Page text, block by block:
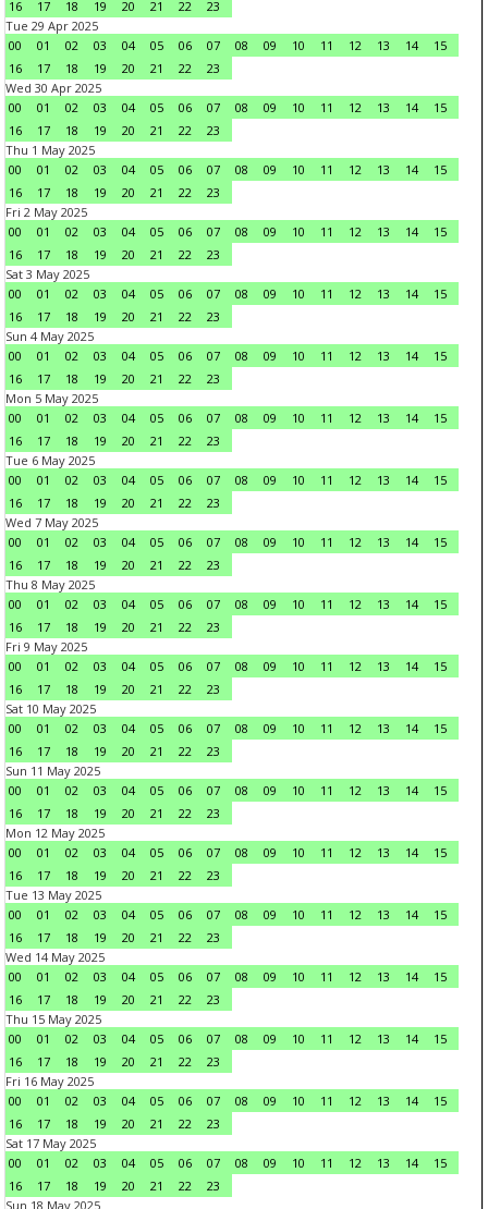
16 17 18 19 20 21 22
23
Tue 29 Apr 2025
00
01 02 03 04 05 06 07 08 09 10 11 12 13 14
15
16
17 18 19 20 21 22
23
Wed 30 Apr 2025
00
01 02 03 04 05 06 07 08 09 10 11 12 13 14
15
16
17 18 19 20 21 22
23
Thu 1 May 2025
00
01 02 03 04 05 06 07 08 09 10 11 12 13 14
15
16
17 18 19 20 21 22
23
Fri 2 May 2025
00
01 02 03 04 05 06 07 08 09 10 11 12 13 14
15
16
17 18 19 20 21 22
23
Sat 3 May 2025
00
01 02 03 04 05 06 07 08 09 10 11 12 13 14
15
16
17 18 19 20 21 22
23
Sun 4 May 2025
00
01 02 03 04 05 06 07 08 09 10 11 12 13 14
15
16
17 18 19 20 21 22
23
Mon 5 May 2025
00
01 02 03 04 05 06 07 08 09 10 11 12 13 14
15
16
17 18 19 20 21 22
23
Tue 6 May 2025
00
01 02 03 04 05 06 07 08 09 10 11 12 13 14
15
16
17 18 19 20 21 22
23
Wed 7 May 2025
00
01 02 03 04 05 06 07 08 09 10 11 12 13 14
15
16
17 18 19 20 21 22
23
Thu 8 May 2025
00
01 02 03 04 05 06 07 08 09 10 11 12 13 14
15
16
17 18 19 20 21 22
23
Fri 9 May 2025
00
01 02 03 04 05 06 07 08 09 10 11 12 13 14
15
16
17 18 19 20 21 22
23
Sat 10 May 2025
00
01 02 03 04 05 06 07 08 09 10 11 12 13 14
15
16
17 18 19 20 21 22
23
Sun 11 May 2025
00
01 02 03 04 05 06 07 08 09 10 11 12 13 14
15
16
17 18 19 20 21 22
23
Mon 12 May 2025
00
01 02 03 04 05 06 07 08 09 10 11 12 13 14
15
16
17 18 19 20 21 22
23
Tue 13 May 2025
00
01 02 03 04 05 06 07 08 09 10 11 12 13 14
15
16
17 18 19 20 21 22
23
Wed 14 May 2025
00
01 02 03 04 05 06 07 08 09 10 11 12 13 14
15
16
17 18 19 20 21 22
23
Thu 15 May 2025
00
01 02 03 04 05 06 07 08 09 10 11 12 13 14
15
16
17 18 19 20 21 22
23
Fri 16 May 2025
00
01 02 03 04 05 06 07 08 09 10 11 12 13 14
15
16
17 18 19 20 21 22
23
Sat 17 May 2025
00
01 02 03 04 05 06 07 08 09 10 11 12 13 14
15
16
17 18 19 20 21 22
23
Sun 18 May 2025